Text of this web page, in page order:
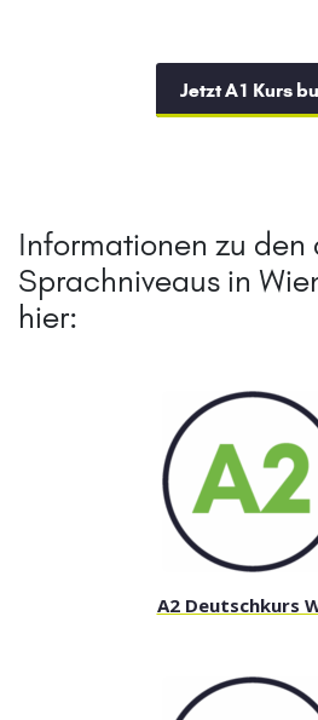
Jetzt A1 Kurs
Informationen zu den
Sprachniveaus in
hier:
A2 Deutschkurs